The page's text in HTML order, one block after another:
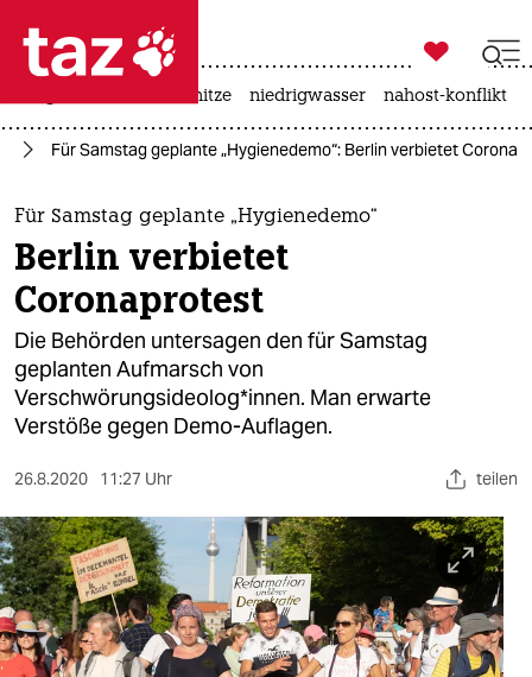
 taz zahl ich
taz zahl ich
themen
politik
öko
gesellschaft
kultur
sport
berlin
nord
wahrheit

taz zahl ich
hitze niedrigwasser nahost-konflikt
Für Samstag geplante „Hygienedemo“: Berlin verbietet
Für Samstag geplante „Hygienedemo“
Berlin verbietet
Coronaprotest
Die Behörden untersagen den für Samstag
geplanten Aufmarsch von
Verschwörungsideolog*innen. Man erwarte
Verstöße gegen Demo-Auflagen.
26.8.2020 11:27 Uhr teilen